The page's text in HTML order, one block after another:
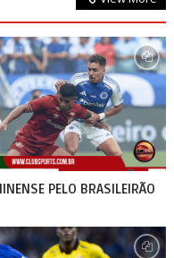
PELO BRASILEIRÃO